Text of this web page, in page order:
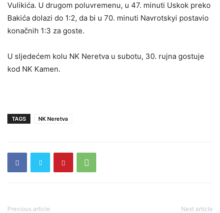
Vulikića. U drugom poluvremenu, u 47. minuti Uskok preko
Bakića dolazi do 1:2, da bi u 70. minuti Navrotskyi postavio
konačnih 1:3 za goste.
U sljedećem kolu NK Neretva u subotu, 30. rujna gostuje
kod NK Kamen.
TAGS NK Neretva
Previous article Next article